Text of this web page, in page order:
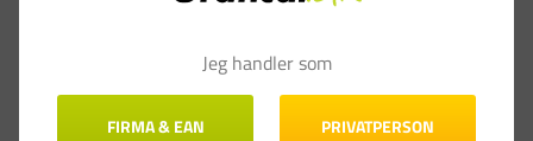
Jeg handler som
FIRMA & EAN PRIVATPERSON